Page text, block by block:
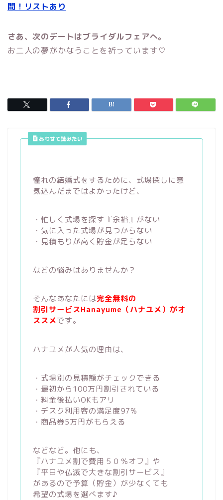
問！リストあり
さあ、次のデートはブライダルフェアへ。
お二人の夢がかなうことを祈っています♡
あわせて読みたい
憧れの結婚式をするために、式場探しに意
気込んだまではよかったけど、
・忙しく式場を探す『余裕』がない
・気に入った式場が見つからない
・見積もりが高く貯金が足らない
などの悩みはありませんか？
そんなあなたには完全無料の
割引サービスHanayume（ハナユメ）がオ
ススメです。
ハナユメが人気の理由は、
・式場別の見積額がチェックできる
・最初から100万円割引されている
・料金後払いOKもアリ
・デスク利用客の満足度97%
・商品券5万円がもらえる
などなど。他にも、
『ハナユメ割で費用５０％オフ』や
『平日や仏滅で大きな割引サービス』
があるので予算（貯金）が少なくても
希望の式場を選べます♪